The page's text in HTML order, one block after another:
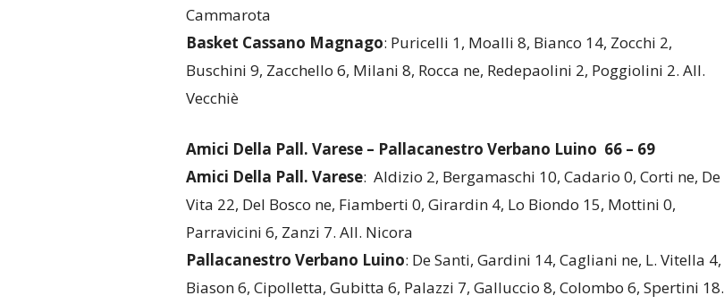
Cammarota
Basket Cassano Magnago: Puricelli 1, Moalli 8, Bianco 14, Zocchi 2,
Buschini 9, Zacchello 6, Milani 8, Rocca ne, Redepaolini 2, Poggiolini 2. All.
Vecchiè
Amici Della Pall. Varese – Pallacanestro Verbano Luino 66 – 69
Amici Della Pall. Varese: Aldizio 2, Bergamaschi 10, Cadario 0, Corti ne, De
Vita 22, Del Bosco ne, Fiamberti 0, Girardin 4, Lo Biondo 15, Mottini 0,
Parravicini 6, Zanzi 7. All. Nicora
Pallacanestro Verbano Luino: De Santi, Gardini 14, Cagliani ne, L. Vitella 4,
Biason 6, Cipolletta, Gubitta 6, Palazzi 7, Galluccio 8, Colombo 6, Spertini 18.